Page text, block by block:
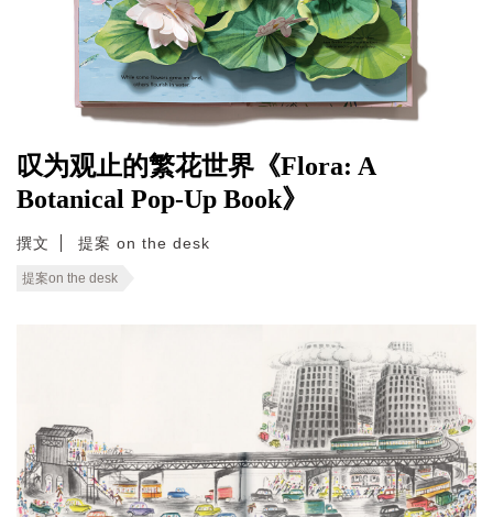
叹为观止的繁花世界《Flora: A
Botanical Pop-Up Book》
撰文 提案 on the desk
提案on the desk